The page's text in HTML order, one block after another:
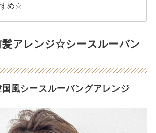
すめ☆
髪アレンジ☆シースルーバン
風シースルーバングアレンジ